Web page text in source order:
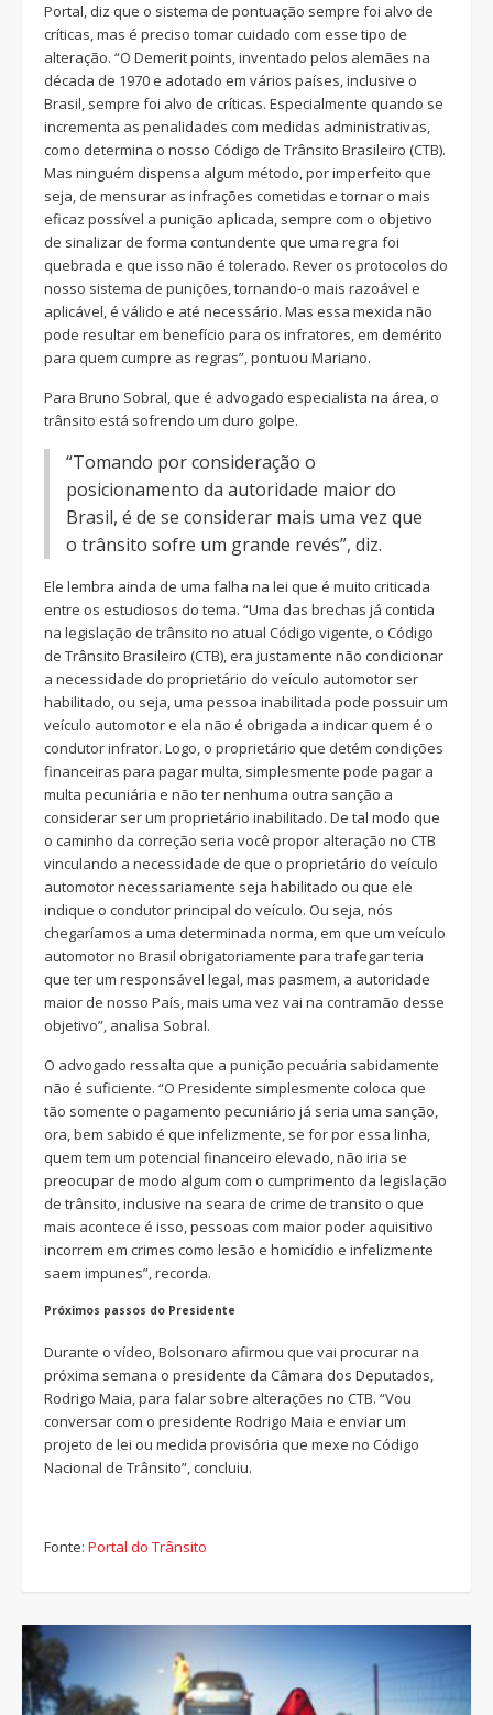
Portal, diz que o sistema de pontuação sempre foi alvo de
críticas, mas é preciso tomar cuidado com esse tipo de
alteração. “O Demerit points, inventado pelos alemães na
década de 1970 e adotado em vários países, inclusive o
Brasil, sempre foi alvo de críticas. Especialmente quando se
incrementa as penalidades com medidas administrativas,
como determina o nosso Código de Trânsito Brasileiro (CTB).
Mas ninguém dispensa algum método, por imperfeito que
seja, de mensurar as infrações cometidas e tornar o mais
eficaz possível a punição aplicada, sempre com o objetivo
de sinalizar de forma contundente que uma regra foi
quebrada e que isso não é tolerado. Rever os protocolos do
nosso sistema de punições, tornando-o mais razoável e
aplicável, é válido e até necessário. Mas essa mexida não
pode resultar em benefício para os infratores, em demérito
para quem cumpre as regras”, pontuou Mariano.
Para Bruno Sobral, que é advogado especialista na área, o
trânsito está sofrendo um duro golpe.
“Tomando por consideração o
posicionamento da autoridade maior do
Brasil, é de se considerar mais uma vez que
o trânsito sofre um grande revés”, diz.
Ele lembra ainda de uma falha na lei que é muito criticada
entre os estudiosos do tema. “Uma das brechas já contida
na legislação de trânsito no atual Código vigente, o Código
de Trânsito Brasileiro (CTB), era justamente não condicionar
a necessidade do proprietário do veículo automotor ser
habilitado, ou seja, uma pessoa inabilitada pode possuir um
veículo automotor e ela não é obrigada a indicar quem é o
condutor infrator. Logo, o proprietário que detém condições
financeiras para pagar multa, simplesmente pode pagar a
multa pecuniária e não ter nenhuma outra sanção a
considerar ser um proprietário inabilitado. De tal modo que
o caminho da correção seria você propor alteração no CTB
vinculando a necessidade de que o proprietário do veículo
automotor necessariamente seja habilitado ou que ele
indique o condutor principal do veículo. Ou seja, nós
chegaríamos a uma determinada norma, em que um veículo
automotor no Brasil obrigatoriamente para trafegar teria
que ter um responsável legal, mas pasmem, a autoridade
maior de nosso País, mais uma vez vai na contramão desse
objetivo”, analisa Sobral.
O advogado ressalta que a punição pecuária sabidamente
não é suficiente. “O Presidente simplesmente coloca que
tão somente o pagamento pecuniário já seria uma sanção,
ora, bem sabido é que infelizmente, se for por essa linha,
quem tem um potencial financeiro elevado, não iria se
preocupar de modo algum com o cumprimento da legislação
de trânsito, inclusive na seara de crime de transito o que
mais acontece é isso, pessoas com maior poder aquisitivo
incorrem em crimes como lesão e homicídio e infelizmente
saem impunes”, recorda.
Próximos passos do Presidente
Durante o vídeo, Bolsonaro afirmou que vai procurar na
próxima semana o presidente da Câmara dos Deputados,
Rodrigo Maia, para falar sobre alterações no CTB. “Vou
conversar com o presidente Rodrigo Maia e enviar um
projeto de lei ou medida provisória que mexe no Código
Nacional de Trânsito”, concluiu.
Fonte: Portal do Trânsito